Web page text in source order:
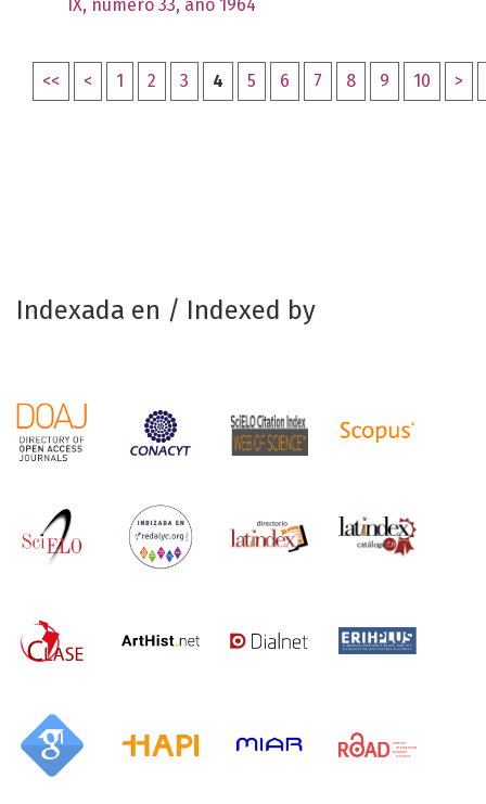
IX, número 33, año 1964
<< < 1 2 3 4 5 6 7 8 9 10 >
Indexada en / Indexed by